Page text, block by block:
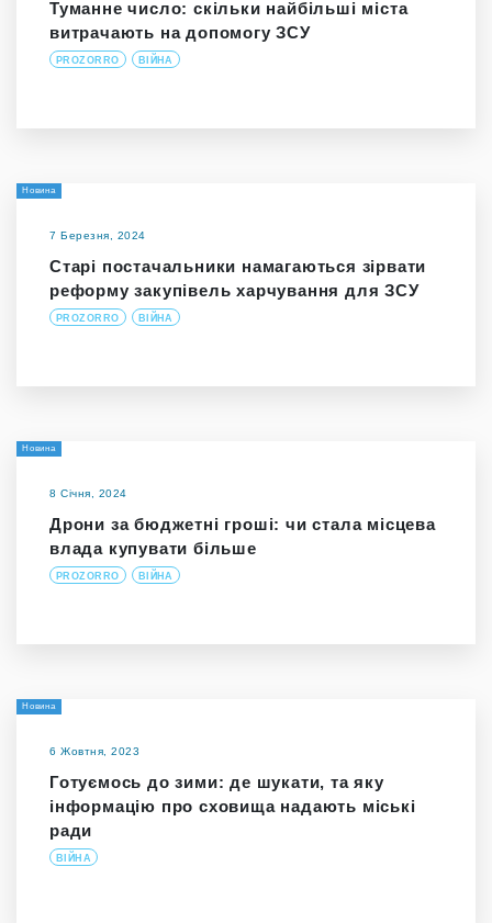
Туманне число: скільки найбільші міста
витрачають на допомогу ЗСУ
PROZORRO ВІЙНА
Новина
7 Березня, 2024
Старі постачальники намагаються зірвати
реформу закупівель харчування для ЗСУ
PROZORRO ВІЙНА
Новина
8 Січня, 2024
Дрони за бюджетні гроші: чи стала місцева
влада купувати більше
PROZORRO ВІЙНА
Новина
6 Жовтня, 2023
Готуємось до зими: де шукати, та яку
інформацію про сховища надають міські
ради
ВІЙНА